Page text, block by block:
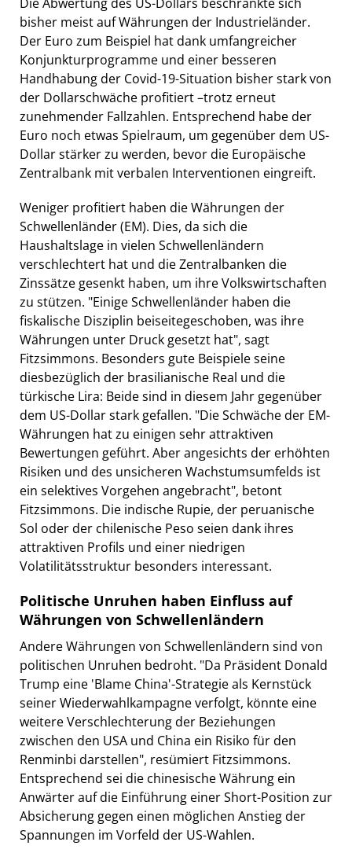
bisher meist auf Währungen der Industrieländer.
Der Euro zum Beispiel hat dank umfangreicher
Konjunkturprogramme und einer besseren
Handhabung der Covid-19-Situation bisher stark von
der Dollarschwäche profitiert –trotz erneut
zunehmender Fallzahlen. Entsprechend habe der
Euro noch etwas Spielraum, um gegenüber dem US-
Dollar stärker zu werden, bevor die Europäische
Zentralbank mit verbalen Interventionen eingreift.
Weniger profitiert haben die Währungen der
Schwellenländer (EM). Dies, da sich die
Haushaltslage in vielen Schwellenländern
verschlechtert hat und die Zentralbanken die
Zinssätze gesenkt haben, um ihre Volkswirtschaften
zu stützen. "Einige Schwellenländer haben die
fiskalische Disziplin beiseitegeschoben, was ihre
Währungen unter Druck gesetzt hat", sagt
Fitzsimmons. Besonders gute Beispiele seine
diesbezüglich der brasilianische Real und die
türkische Lira: Beide sind in diesem Jahr gegenüber
dem US-Dollar stark gefallen. "Die Schwäche der EM-
Währungen hat zu einigen sehr attraktiven
Bewertungen geführt. Aber angesichts der erhöhten
Risiken und des unsicheren Wachstumsumfelds ist
ein selektives Vorgehen angebracht", betont
Fitzsimmons. Die indische Rupie, der peruanische
Sol oder der chilenische Peso seien dank ihres
attraktiven Profils und einer niedrigen
Volatilitätsstruktur besonders interessant.
Politische Unruhen haben Einfluss auf
Währungen von Schwellenländern
Andere Währungen von Schwellenländern sind von
politischen Unruhen bedroht. "Da Präsident Donald
Trump eine 'Blame China'-Strategie als Kernstück
seiner Wiederwahlkampagne verfolgt, könnte eine
weitere Verschlechterung der Beziehungen
zwischen den USA und China ein Risiko für den
Renminbi darstellen", resümiert Fitzsimmons.
Entsprechend sei die chinesische Währung ein
Anwärter auf die Einführung einer Short-Position zur
Absicherung gegen einen möglichen Anstieg der
Spannungen im Vorfeld der US-Wahlen.